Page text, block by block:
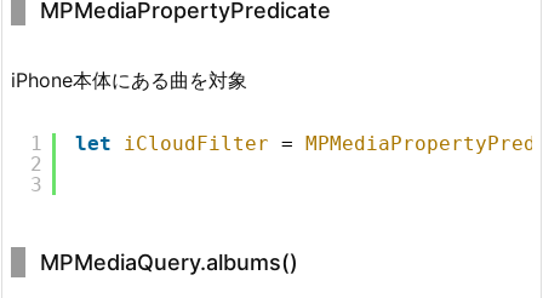
MPMediaPropertyPredicate
iPhone本体にある曲を対象
1
2
3
let iCloudFilter =
MPMediaQuery.albums()